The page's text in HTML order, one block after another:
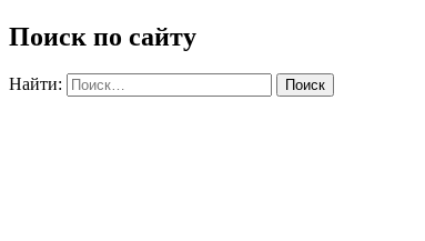
Поиск по сайту
Найти: